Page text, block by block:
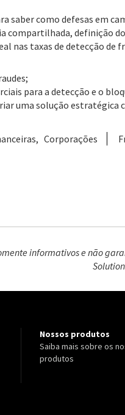
saber como defesas em
definição
nas taxas de detecção de
para a detecção e o
uma solução estratégica
Corporações
informativos e não
Nossos produtos
Saiba mais sobre os
produtos